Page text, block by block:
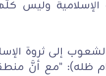
وليس
إلى ثروة
ظله): "مع أنَّ